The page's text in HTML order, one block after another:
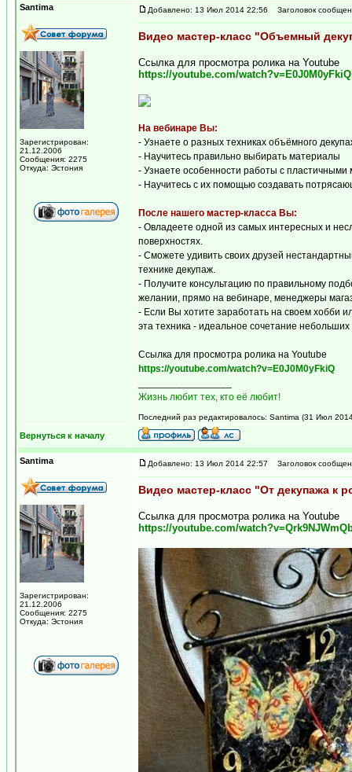
Santima
Зарегистрирован:
21.12.2006
Сообщения: 2275
Откуда: Эстония
Добавлено: 13 Июл 2014 22:56 Заголовок
Видео мастер-класс "Объемный
Ссылка для просмотра ролика на Youtube
https://youtube.com/watch?v=E0J0M0yFkiQ
На вебинаре Вы:
- Узнаете о разных техниках объёмного
- Научитесь правильно выбирать материалы
- Узнаете особенности работы с пластичными
- Научитесь с их помощью создавать
После нашего мастер-класса Вы:
- Овладеете одной из самых интересных и
поверхностях.
- Сможете удивить своих друзей
технике декупаж.
- Получите консультацию по правильному
желании, прямо на вебинаре, менеджеры
- Если Вы хотите заработать на своем хобби
эта техника - идеальное сочетание
Ссылка для просмотра ролика на Youtube
https://youtube.com/watch?v=E0J0M0yFkiQ
Жизнь любит тех, кто её любит!
Последний раз редактировалось: Santima (31 Июл
Вернуться к началу
Santima
Зарегистрирован:
21.12.2006
Сообщения: 2275
Откуда: Эстония
Добавлено: 13 Июл 2014 22:57 Заголовок
Видео мастер-класс "От декупажа к
Ссылка для просмотра ролика на Youtube
https://youtube.com/